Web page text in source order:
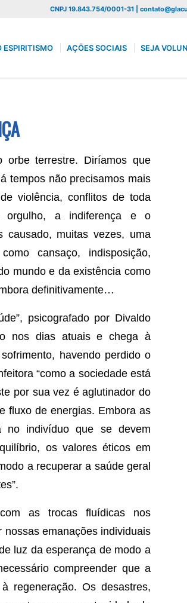
CNPJ 19.843.754/0001-31 |
ESPIRITISMO AÇÕES SOCIAIS SEJA
orbe terrestre. Diríamos que
tempos não precisamos mais
violência, conflitos de toda
orgulho, a indiferença e o
causado, muitas vezes, uma
cansaço, indisposição,
mundo e da existência como
definitivamente…
psicografado por Divaldo
nos dias atuais e chega à
havendo perdido o
“como a sociedade está
por sua vez é aglutinador do
fluxo de energias. Embora as
no indivíduo que se devem
os valores éticos em
a recuperar a saúde geral
as trocas fluídicas nos
emanações individuais
luz da esperança de modo a
compreender que a
regeneração. Os desastres,